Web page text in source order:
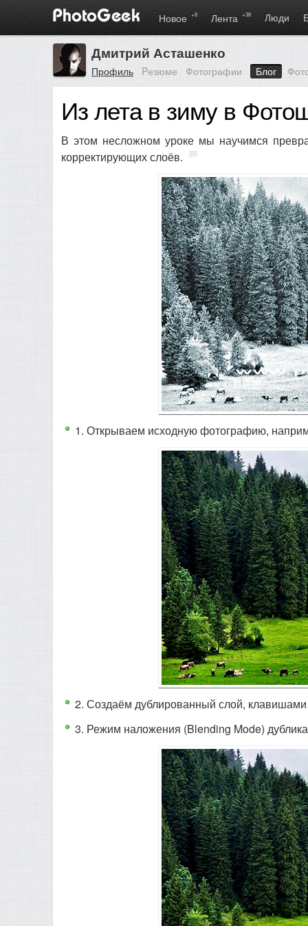
Новое +8 Лента +38 Люди
Дмитрий Асташенко
Профиль Pезюме Фотографии Блог
Из лета в зиму в
В этом несложном уроке мы научимся
корректирующих слоёв.
1. Открываем исходную фотографию,
2. Создаём дублированный слой,
3. Режим наложения (Blending Mode)